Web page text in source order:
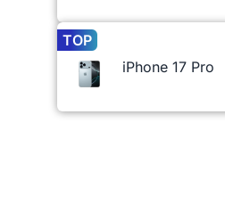
TOP
iPhone 17 Pro